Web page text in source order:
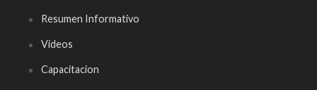
Resumen Informativo
Videos
Capacitacion